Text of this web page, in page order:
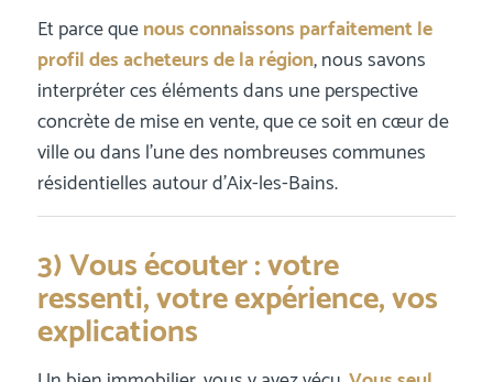
Et parce quenous connaissons parfaitement le
profil des acheteurs de la région, nous savons
interpréter ces éléments dans une perspective
concrète de mise en vente, que ce soit en cœur de
ville ou dans l’une des nombreuses communes
résidentielles autour d’Aix-les-Bains.
3) Vous écouter : votre
ressenti, votre expérience, vos
explications